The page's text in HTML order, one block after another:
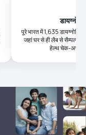
पूरे भारत में 1,635
जहां घर से ही लैब से सैम्पल्स
हेल्थ चेक-अप की